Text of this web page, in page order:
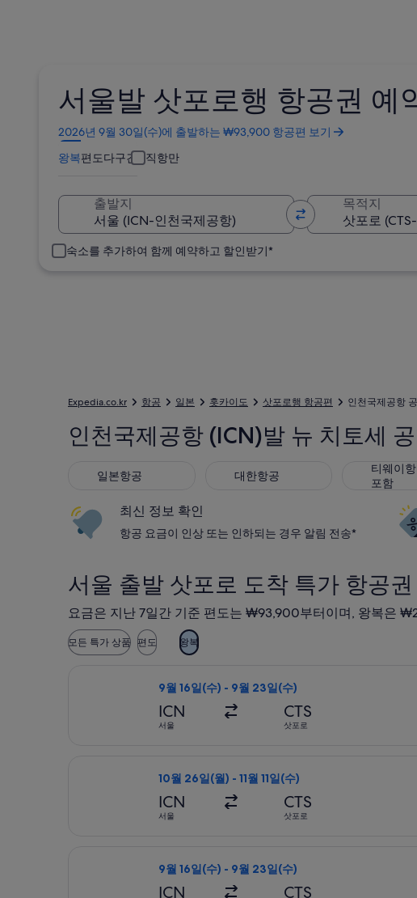
서울발 삿포로행 항공권 예
2026년 9월 30일(수)에 출발하는 ₩93,900 항공편 보기
새
창
에
림
왕복편도다구간 직항만
출발지 목적지
숙소를 추가하여 함께 예약하고 할인받기*
Expedia.co.kr 항공 일본 홋카이도 삿포로행 항공편 인천국제공항
인천국제공항 (ICN)발 뉴 치토세
일본항공
일본항공 대한항공
대한항공
티웨이
포함
티웨이항공,
최신 정보 확인
항공 요금이 인상 또는 인하되는 경우 알림 전송*
서울 출발 삿포로 도착 특가 항공권
요금은 지난 7일간 기준 편도는 ₩93,900부터이며, 왕복은
모든 특가 상품 편도 왕복
9월 16일(수) - 9월 23일(수)
ICN
서울
CTS
삿포로
10월 26일(월) - 11월 11일(수)
ICN
서울
CTS
삿포로
9월 16일(수) - 9월 23일(수)
ICN CTS